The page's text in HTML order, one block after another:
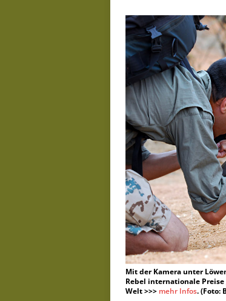
Mit der Kamera unter
Rebel internationale
Welt >>> mehr Infos. (Foto: